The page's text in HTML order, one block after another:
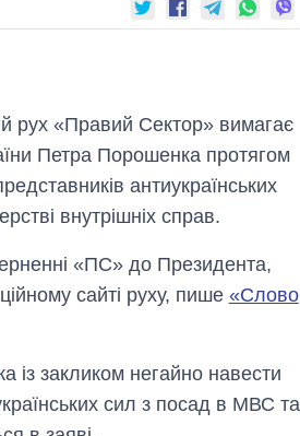
рух «Правий Сектор» вимагає
Петра Порошенка протягом
антиукраїнських
внутрішніх справ.
«ПС» до Президента,
сайті руху, пише «Слово
закликом негайно навести
сил з посад в МВС та